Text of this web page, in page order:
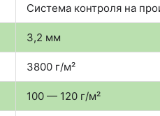
Система контроля на
3,2 мм
3800 г/м²
100 — 120 г/м²